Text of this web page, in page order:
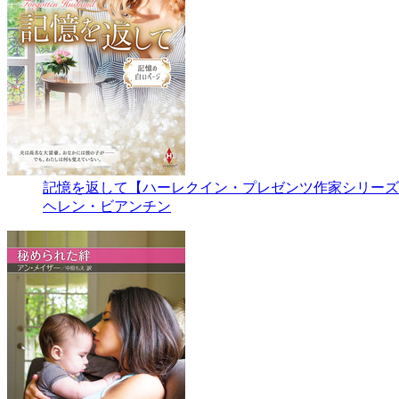
記憶を返して【ハーレクイン・プレゼンツ作家シリー
ヘレン・ビアンチン